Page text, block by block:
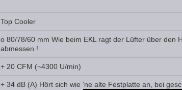
Top Cooler
o 80/78/60 mm Wie beim EKL ragt der Lüfter über den
abmessen !
+ 20 CFM (~4300 U/min)
+ 34 dB (A) Hört sich wie ‘ne alte Festplatte an, bei